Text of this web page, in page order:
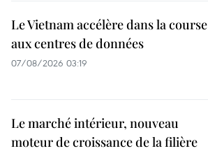
Le Vietnam accélère dans la course
aux centres de données
07/08/2026 03:19
Le marché intérieur, nouveau
moteur de croissance de la filière